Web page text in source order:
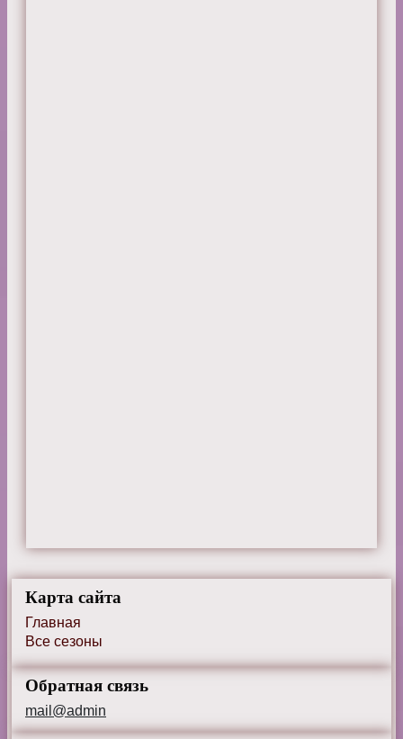
Карта сайта
Главная
Все сезоны
Обратная связь
mail@admin